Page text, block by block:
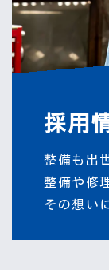
採用
整備も出
整備や修
その想い